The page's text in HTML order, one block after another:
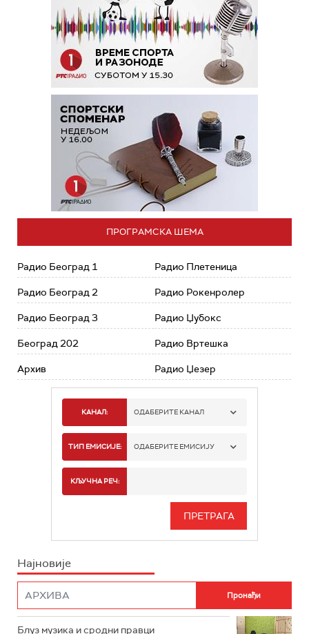
ПРОГРАМСКА ШЕМА
Радио Београд 1
Радио Београд 2
Радио Београд 3
Београд 202
Архив
Радио Плетеница
Радио Рокенролер
Радио Џубокс
Радио Вртешка
Радио Џезер
КАНАЛ: ОДАБЕРИТЕ КАНАЛ
РАДИО БЕОГРАД 1
РАДИО БЕОГРАД 3
РАДИО РОКЕНРОЛЕР
ТИП ЕМИСИЈЕ: ОДАБЕРИТЕ ЕМИСИЈУ
ИНФО
КЉУЧНА РЕЧ:
Најновије
Блуз музика и сродни правци